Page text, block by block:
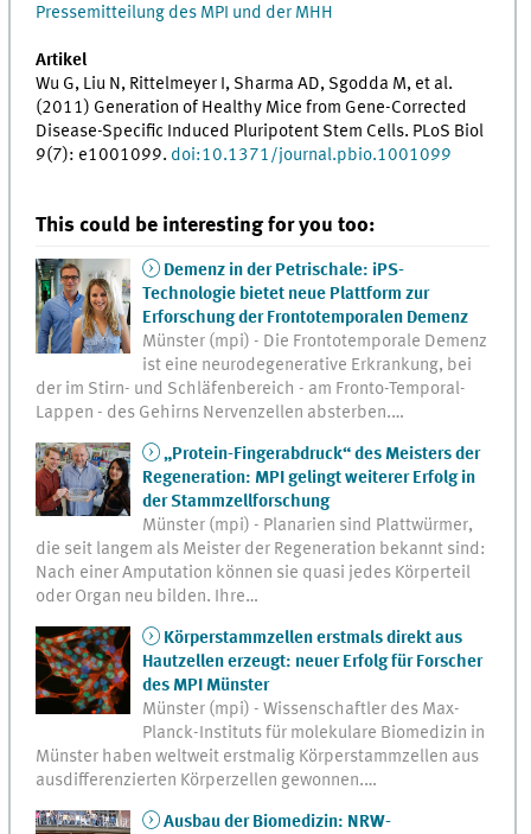
Pressemitteilung des MPI und der MHH
Artikel
Wu G, Liu N, Rittelmeyer I, Sharma AD, Sgodda M, et al.
(2011) Generation of Healthy Mice from Gene-Corrected
Disease-Specific Induced Pluripotent Stem Cells. PLoS Biol
9(7): e1001099. doi:10.1371/journal.pbio.1001099
This could be interesting for you too:
Demenz in der Petrischale: iPS-
Technologie bietet neue Plattform zur
Erforschung der Frontotemporalen Demenz
Münster (mpi) - Die Frontotemporale Demenz
ist eine neurodegenerative Erkrankung, bei
der im Stirn- und Schläfenbereich - am Fronto-Temporal-
Lappen - des Gehirns Nervenzellen absterben.…
„Protein-Fingerabdruck“ des Meisters der
Regeneration: MPI gelingt weiterer Erfolg in
der Stammzellforschung
Münster (mpi) - Planarien sind Plattwürmer,
die seit langem als Meister der Regeneration bekannt sind:
Nach einer Amputation können sie quasi jedes Körperteil
oder Organ neu bilden. Ihre…
Körperstammzellen erstmals direkt aus
Hautzellen erzeugt: neuer Erfolg für Forscher
des MPI Münster
Münster (mpi) - Wissenschaftler des Max-
Planck-Instituts für molekulare Biomedizin in
Münster haben weltweit erstmalig Körperstammzellen aus
ausdifferenzierten Körperzellen gewonnen.…
Ausbau der Biomedizin: NRW-